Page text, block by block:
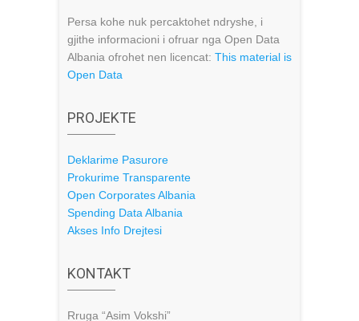
Persa kohe nuk percaktohet ndryshe, i
gjithe informacioni i ofruar nga Open Data
Albania ofrohet nen licencat: This material is
Open Data
PROJEKTE
Deklarime Pasurore
Prokurime Transparente
Open Corporates Albania
Spending Data Albania
Akses Info Drejtesi
KONTAKT
Rruga “Asim Vokshi”